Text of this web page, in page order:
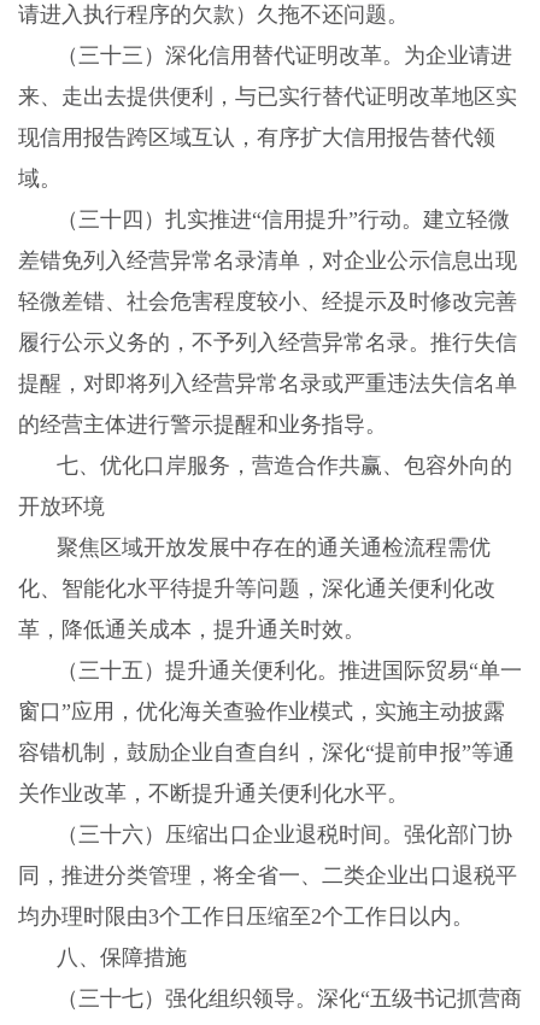
请进入执行程序的欠款）久拖不还问题。
（三十三）深化信用替代证明改革。 为企业请进
来、走出去提供便利，与已实行替代证明改革地区实
现信用报告跨区域互认，有序扩大信用报告替代领
域。
（三十四）扎实推进“信用提升”行动。 建立轻微
差错免列入经营异常名录清单，对企业公示信息出现
轻微差错、社会危害程度较小、经提示及时修改完善
履行公示义务的，不予列入经营异常名录。推行失信
提醒，对即将列入经营异常名录或严重违法失信名单
的经营主体进行警示提醒和业务指导。
七、优化口岸服务，营造合作共赢、包容外向的
开放环境
聚焦区域开放发展中存在的通关通检流程需优
化、智能化水平待提升等问题，深化通关便利化改
革，降低通关成本，提升通关时效。
（三十五）提升通关便利化。 推进国际贸易“单一
窗口”应用，优化海关查验作业模式，实施主动披露
容错机制，鼓励企业自查自纠，深化“提前申报”等通
关作业改革，不断提升通关便利化水平。
（三十六）压缩出口企业退税时间。 强化部门协
同，推进分类管理，将全省一、二类企业出口退税平
均办理时限由3个工作日压缩至2个工作日以内。
八、保障措施
（三十七）强化组织领导。 深化“五级书记抓营商